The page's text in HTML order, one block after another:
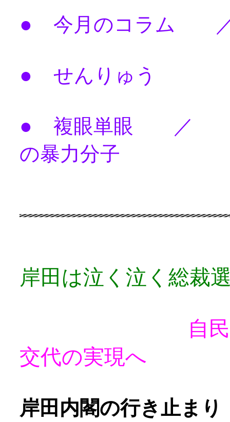
● 今月のコラム
● せんりゅう
● 複眼単眼 ／ パ
の暴力分子
岸田は泣く泣く総裁
自民党政治
交代の実現へ
岸田内閣の行き止まり